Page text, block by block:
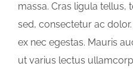
massa. Cras ligula
sed, consectetur ac
ex nec egestas. Mauris
ut varius lectus